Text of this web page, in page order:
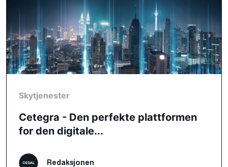
Skytjenester
Cetegra - Den perfekte plattformen
for den digitale...
Redaksjonen